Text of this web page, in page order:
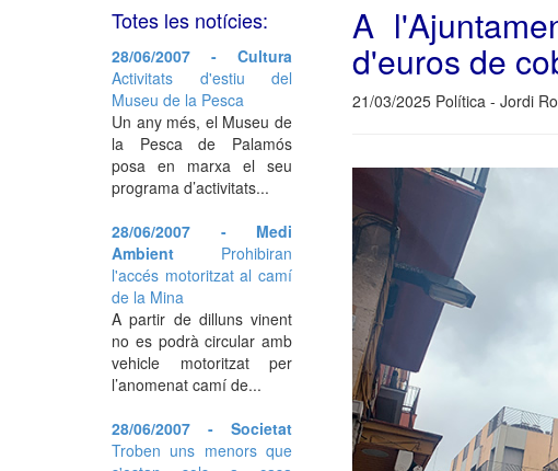
A
d'euros de
21/03/2025 Política - Jordi
Totes les notícies:
28/06/2007 - Cultura
Activitats d'estiu del
Museu de la Pesca
Un any més, el Museu de
la Pesca de Palamós
posa en marxa el seu
programa d’activitats...
28/06/2007 - Medi
Ambient Prohibiran
l'accés motoritzat al camí
de la Mina
A partir de dilluns vinent
no es podrà circular amb
vehicle motoritzat per
l’anomenat camí de...
28/06/2007 - Societat
Troben uns menors que